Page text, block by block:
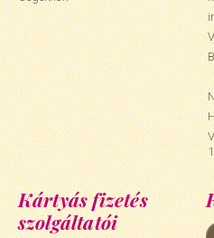
Kártyás fizetés
szolgáltatói